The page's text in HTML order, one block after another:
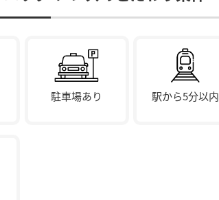
駐車場あり 駅から5分以内